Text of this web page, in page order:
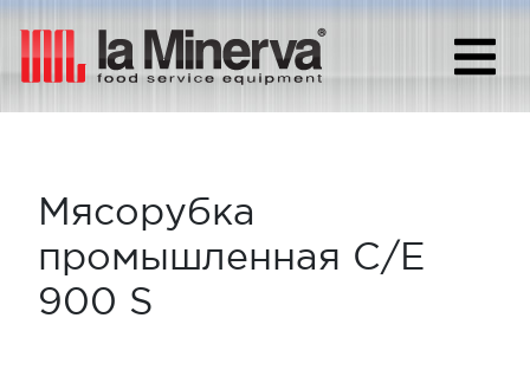
Мясорубка
промышленная C/E
900 S